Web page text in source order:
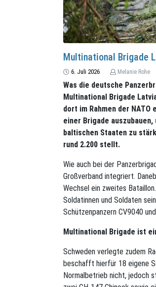
Multinational Brigade
6. Juli 2026 Melanie Rohe
Was die deutsche
Multinational Brigade
dort im Rahmen der
einer Brigade
baltischen Staaten zu
rund 2.200 stellt.
Wie auch bei der
Großverband integriert.
Wechsel ein zweites
Soldatinnen und Soldaten
Schützenpanzern CV9040
Multinational Brigade ist
Schweden verlegte zudem
beschafft hierfür 18 eigene
Normalbetrieb nicht, jedoch